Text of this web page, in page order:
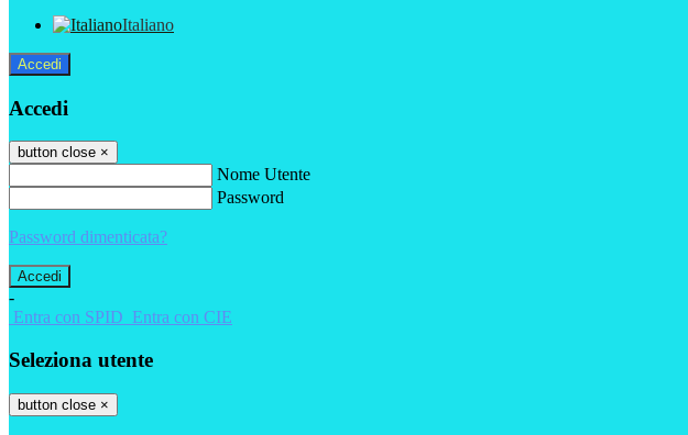
Italiano
Accedi
Accedi
button close ×
Nome Utente
Password
Password dimenticata?
-
Entra con SPID Entra con CIE
Seleziona utente
button close ×